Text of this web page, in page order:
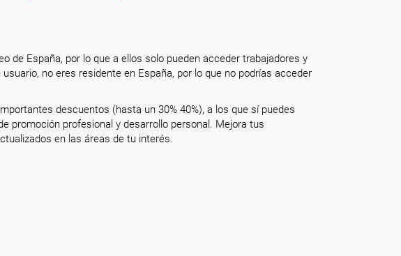
de España, por lo que a ellos solo pueden acceder trabajadores y
no eres residente en España, por lo que no podrías acceder
descuentos (hasta un 30% 40%), a los que sí puedes
promoción profesional y desarrollo personal. Mejora tus
en las áreas de tu interés.